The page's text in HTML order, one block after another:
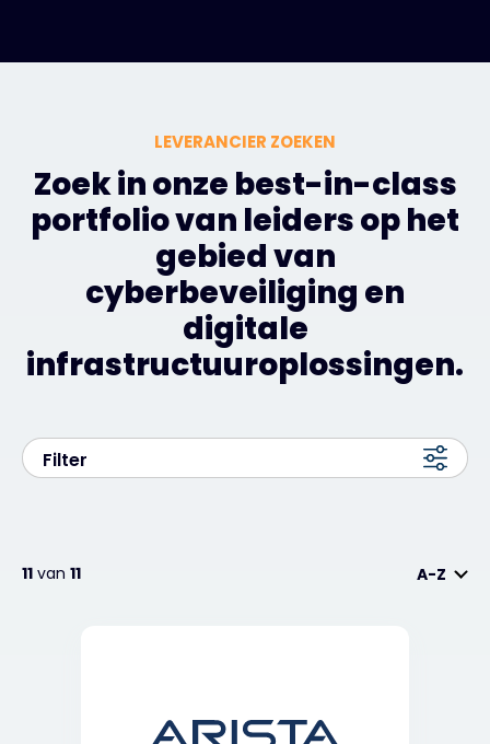
LEVERANCIER ZOEKEN
Zoek in onze best-in-class
portfolio van leiders op het
gebied van
cyberbeveiliging en
digitale
infrastructuuroplossingen.
Filter
11 van 11 A-Z